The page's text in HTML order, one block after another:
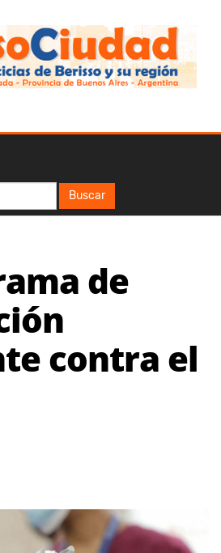
Buscar
de
contra el